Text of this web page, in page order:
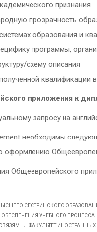
признания
прозрачность
образования и
программы,
схему описания
квалификации
приложения к
запросу на
необходимы
оформлению
Общеевропейского
СЕСТРИНСКОГО
ОБЕСПЕЧЕНИЯ УЧЕБНОГО ПРОЦЕССА
. ФАКУЛЬТЕТ ИНОСТРАННЫХ